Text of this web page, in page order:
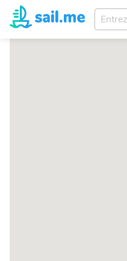
Entrez
votre